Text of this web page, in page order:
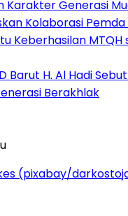
Karakter Generasi
Kolaborasi Pemda
Keberhasilan MTQH
Barut H. Al Hadi
Berakhlak